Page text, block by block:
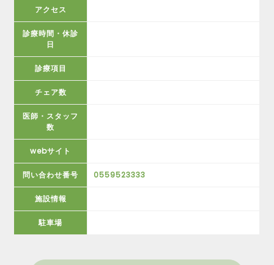
アクセス
診療時間・休診
日
診療項目
チェア数
医師・スタッフ
数
webサイト
問い合わせ番号 0559523333
施設情報
駐車場